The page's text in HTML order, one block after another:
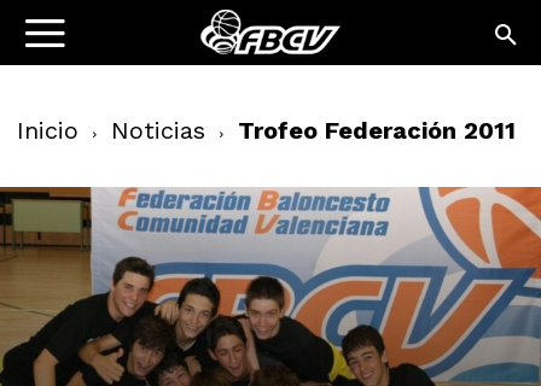
Inicio Noticias Trofeo Federación 2011